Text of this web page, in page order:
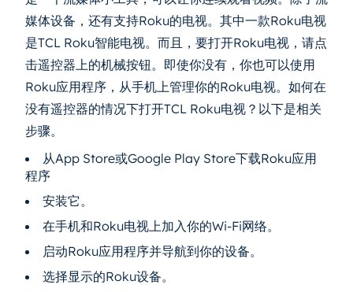
媒体设备，还有支持Roku的电视。其中一款Roku电视
是TCL Roku智能电视。而且，要打开Roku电视，请点
击遥控器上的机械按钮。即使你没有，你也可以使用
Roku应用程序，从手机上管理你的Roku电视。如何在
没有遥控器的情况下打开TCL Roku电视？以下是相关
步骤。
从App Store或Google Play Store下载Roku应用
程序
安装它。
在手机和Roku电视上加入你的Wi-Fi网络。
启动Roku应用程序并导航到你的设备。
选择显示的Roku设备。